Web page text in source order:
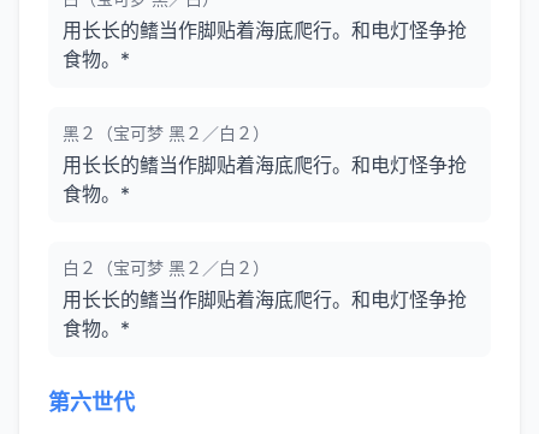
用长长的鳍当作脚贴着海底爬行。和电灯怪争抢
食物。*
黑２（宝可梦 黑２／白２）
用长长的鳍当作脚贴着海底爬行。和电灯怪争抢
食物。*
白２（宝可梦 黑２／白２）
用长长的鳍当作脚贴着海底爬行。和电灯怪争抢
食物。*
第六世代